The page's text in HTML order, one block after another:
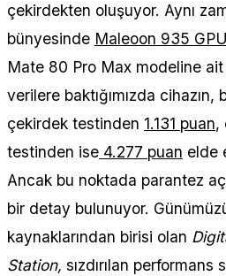
çekirdekten oluşuyor. Aynı
bünyesinde Maleoon 935 GPU
Mate 80 Pro Max modeline ait
verilere baktığımızda cihazın,
çekirdek testinden 1.131 puan,
testinden ise 4.277 puan elde
Ancak bu noktada parantez
bir detay bulunuyor.
kaynaklarından birisi olan
Station, sızdırılan performans